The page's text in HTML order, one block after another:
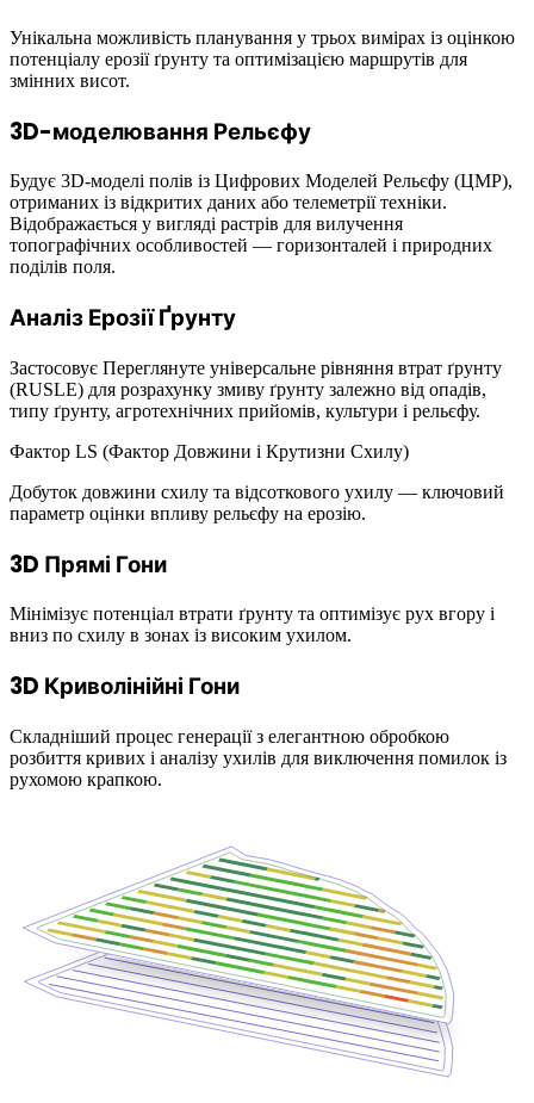
Унікальна можливість планування у трьох вимірах із оцінкою
потенціалу ерозії ґрунту та оптимізацією маршрутів для
змінних висот.
3D-моделювання Рельєфу
Будує 3D-моделі полів із Цифрових Моделей Рельєфу (ЦМР),
отриманих із відкритих даних або телеметрії техніки.
Відображається у вигляді растрів для вилучення
топографічних особливостей — горизонталей і природних
поділів поля.
Аналіз Ерозії Ґрунту
Застосовує Переглянуте універсальне рівняння втрат ґрунту
(RUSLE) для розрахунку змиву ґрунту залежно від опадів,
типу ґрунту, агротехнічних прийомів, культури і рельєфу.
Фактор LS (Фактор Довжини і Крутизни Схилу)
Добуток довжини схилу та відсоткового ухилу — ключовий
параметр оцінки впливу рельєфу на ерозію.
3D Прямі Гони
Мінімізує потенціал втрати ґрунту та оптимізує рух вгору і
вниз по схилу в зонах із високим ухилом.
3D Криволінійні Гони
Складніший процес генерації з елегантною обробкою
розбиття кривих і аналізу ухилів для виключення помилок із
рухомою крапкою.